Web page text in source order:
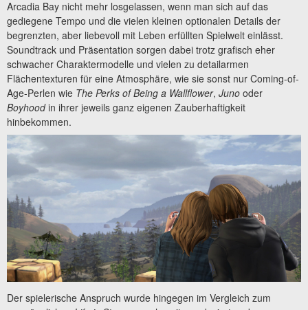
Arcadia Bay nicht mehr losgelassen, wenn man sich auf das
gediegene Tempo und die vielen kleinen optionalen Details der
begrenzten, aber liebevoll mit Leben erfüllten Spielwelt einlässt.
Soundtrack und Präsentation sorgen dabei trotz grafisch eher
schwacher Charaktermodelle und vielen zu detailarmen
Flächentexturen für eine Atmosphäre, wie sie sonst nur Coming-of-
Age-Perlen wie The Perks of Being a Wallflower, Juno oder
Boyhoodin ihrer jeweils ganz eigenen Zauberhaftigkeit
hinbekommen.
Der spielerische Anspruch wurde hingegen im Vergleich zum